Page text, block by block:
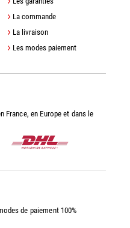
La commande
La livraison
Les modes paiement
France, en Europe et dans le
de paiement 100%